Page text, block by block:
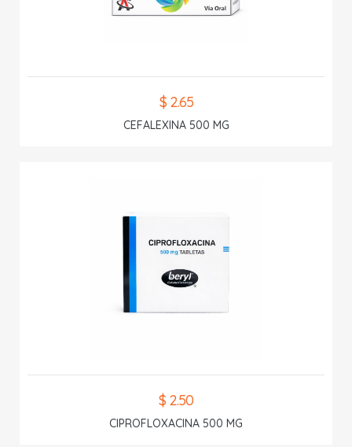
$ 2.65
CEFALEXINA 500 MG
$ 2.50
CIPROFLOXACINA 500 MG